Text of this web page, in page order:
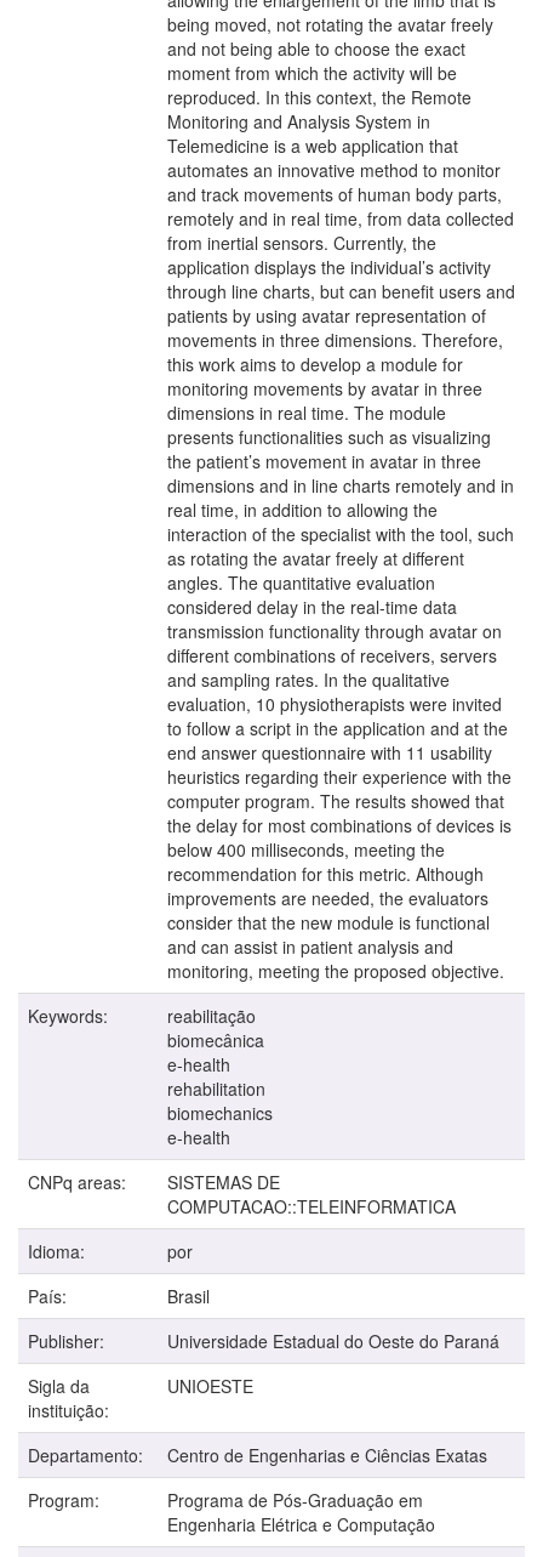
being moved, not rotating the avatar freely
and not being able to choose the exact
moment from which the activity will be
reproduced. In this context, the Remote
Monitoring and Analysis System in
Telemedicine is a web application that
automates an innovative method to monitor
and track movements of human body parts,
remotely and in real time, from data collected
from inertial sensors. Currently, the
application displays the individual’s activity
through line charts, but can benefit users and
patients by using avatar representation of
movements in three dimensions. Therefore,
this work aims to develop a module for
monitoring movements by avatar in three
dimensions in real time. The module
presents functionalities such as visualizing
the patient’s movement in avatar in three
dimensions and in line charts remotely and in
real time, in addition to allowing the
interaction of the specialist with the tool, such
as rotating the avatar freely at different
angles. The quantitative evaluation
considered delay in the real-time data
transmission functionality through avatar on
different combinations of receivers, servers
and sampling rates. In the qualitative
evaluation, 10 physiotherapists were invited
to follow a script in the application and at the
end answer questionnaire with 11 usability
heuristics regarding their experience with the
computer program. The results showed that
the delay for most combinations of devices is
below 400 milliseconds, meeting the
recommendation for this metric. Although
improvements are needed, the evaluators
consider that the new module is functional
and can assist in patient analysis and
monitoring, meeting the proposed objective.
Keywords:
reabilitação
biomecânica
e-health
rehabilitation
biomechanics
e-health
CNPq areas:
SISTEMAS DE
COMPUTACAO::TELEINFORMATICA
Idioma:
por
País:
Brasil
Publisher:
Universidade Estadual do Oeste do Paraná
Sigla da
instituição:
UNIOESTE
Departamento:
Centro de Engenharias e Ciências Exatas
Program:
Programa de Pós-Graduação em
Engenharia Elétrica e Computação